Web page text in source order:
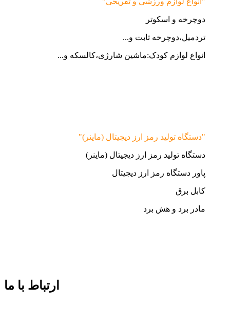
دوچرخه و اسکوتر
تردمیل،دوچرخه ثابت و...
انواع لوازم کودک:ماشین شارژی،کالسکه و...
"دستگاه تولید رمز ارز دیجیتال (ماینر)"
دستگاه تولید رمز ارز دیجیتال (ماینر)
پاور دستگاه رمز ارز دیجیتال
کابل برق
مادر برد و هش برد
ارتباط با ما